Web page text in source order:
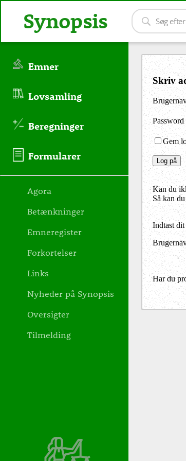
Skriv
Password
Gem
Kan du
Så kan
Indtast
Har du
Emner
Lovsamling
Beregninger
Formularer
Agora
Betænkninger
Emneregister
Forkortelser
Links
Nyheder på Synopsis
Oversigter
Tilmelding
Synopsis